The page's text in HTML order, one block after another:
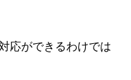
応ができるわけでは